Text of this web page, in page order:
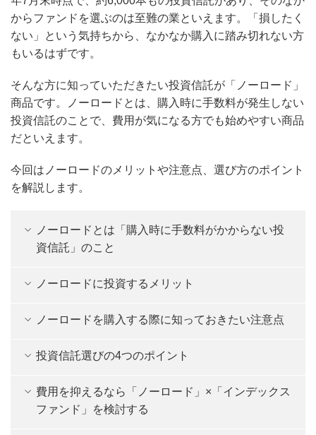
からファンドを選ぶのは至難の業といえます。「損したく
ない」という気持ちから、なかなか購入に踏み切れない方
もいるはずです。
そんな方に知っていただきたい投資信託が「ノーロード」
商品です。ノーロードとは、購入時に手数料が発生しない
投資信託のことで、費用が気になる方でも始めやすい商品
だといえます。
今回はノーロードのメリットや注意点、選び方のポイント
を解説します。
ノーロードとは「購入時に手数料がかからない投
資信託」のこと
ノーロードに投資するメリット
ノーロードを購入する際に知っておきたい注意点
投資信託選びの4つのポイント
費用を抑えるなら「ノーロード」×「インデックス
ファンド」を検討する